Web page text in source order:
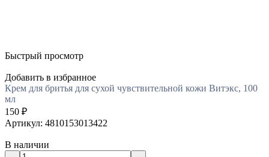
Быстрый просмотр
Добавить в избранное
Крем для бритья для сухой чувствительной кожи Витэкс, 100
мл
150 ₽
Артикул: 4810153013422
В наличии